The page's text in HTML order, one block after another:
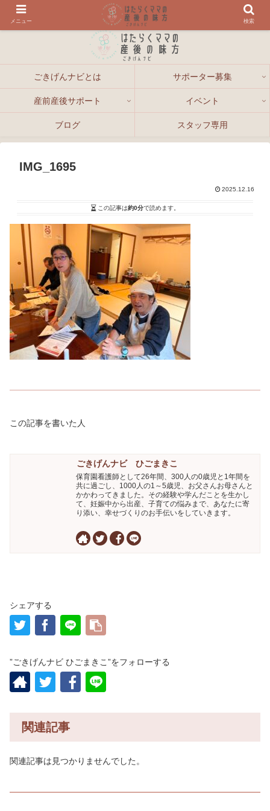
ごきげんナビとは サポーター募集
産前産後サポート イベント
ブログ スタッフ専用
IMG_1695
2025.12.16
この記事は約0分で読めます。
この記事を書いた人
ごきげんナビ ひごまきこ
保育園看護師として26年間、300人の0歳児と1年間を
共に過ごし、1000人の1～5歳児、お父さんお母さんと
かかわってきました。その経験や学んだことを生かし
て、妊娠中から出産、子育ての悩みまで、あなたに寄
り添い、幸せづくりのお手伝いをしていきます。
シェアする
”ごきげんナビ ひごまきこ”をフォローする
関連記事
関連記事は見つかりませんでした。
メニュー 検索